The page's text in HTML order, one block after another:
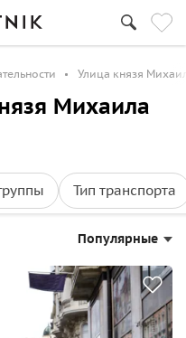
Улица князя
Михаила
Тип транспорта
Популярные